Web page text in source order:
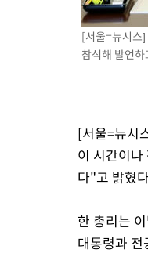
[서울=뉴시스
참석해 발언
[서울=뉴시
이 시간이
다"고 밝혔
한 총리는
대통령과